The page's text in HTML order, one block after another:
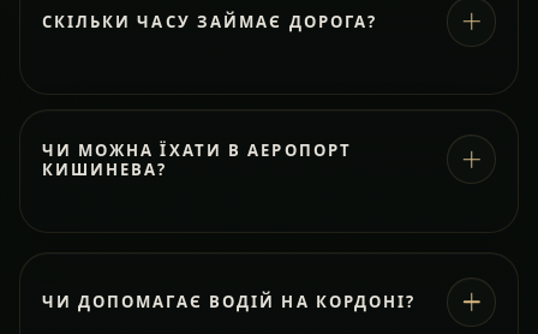
СКІЛЬКИ ЧАСУ ЗАЙМАЄ ДОРОГА?
ЧИ МОЖНА ЇХАТИ В АЕРОПОРТ
КИШИНЕВА?
ЧИ ДОПОМАГАЄ ВОДІЙ НА КОРДОНІ?